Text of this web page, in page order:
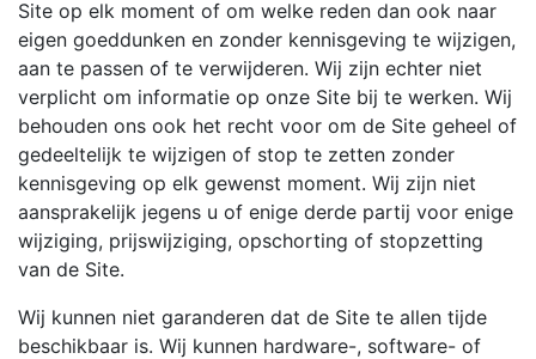
Site op elk moment of om welke reden dan ook naar
eigen goeddunken en zonder kennisgeving te wijzigen,
aan te passen of te verwijderen. Wij zijn echter niet
verplicht om informatie op onze Site bij te werken. Wij
behouden ons ook het recht voor om de Site geheel of
gedeeltelijk te wijzigen of stop te zetten zonder
kennisgeving op elk gewenst moment. Wij zijn niet
aansprakelijk jegens u of enige derde partij voor enige
wijziging, prijswijziging, opschorting of stopzetting
van de Site.
Wij kunnen niet garanderen dat de Site te allen tijde
beschikbaar is. Wij kunnen hardware-, software- of